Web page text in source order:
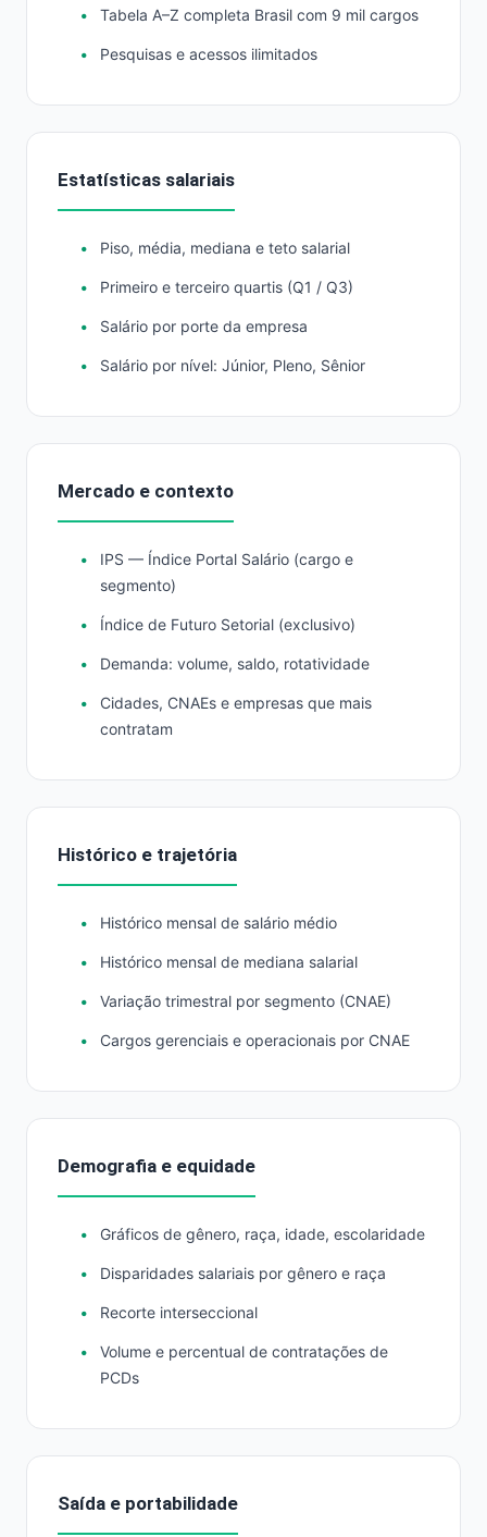
Tabela A–Z completa Brasil com 9 mil cargos
Pesquisas e acessos ilimitados
Estatísticas salariais
Piso, média, mediana e teto salarial
Primeiro e terceiro quartis (Q1 / Q3)
Salário por porte da empresa
Salário por nível: Júnior, Pleno, Sênior
Mercado e contexto
IPS — Índice Portal Salário (cargo e
segmento)
Índice de Futuro Setorial (exclusivo)
Demanda: volume, saldo, rotatividade
Cidades, CNAEs e empresas que mais
contratam
Histórico e trajetória
Histórico mensal de salário médio
Histórico mensal de mediana salarial
Variação trimestral por segmento (CNAE)
Cargos gerenciais e operacionais por CNAE
Demografia e equidade
Gráficos de gênero, raça, idade, escolaridade
Disparidades salariais por gênero e raça
Recorte interseccional
Volume e percentual de contratações de
PCDs
Saída e portabilidade